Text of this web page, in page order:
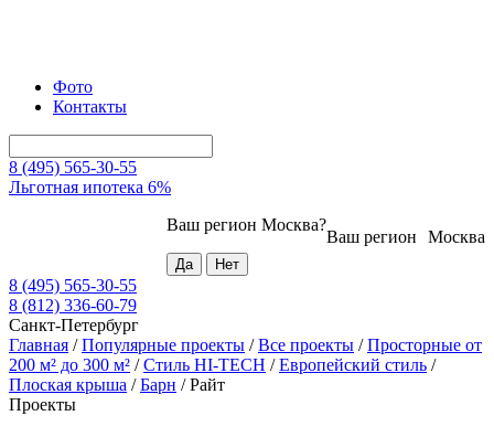
Фото
Контакты
8 (495) 565-30-55
Льготная ипотека 6%
Москва
Ваш регион
Ваш регион Москва?
8 (495) 565-30-55
8 (812) 336-60-79
Санкт-Петербург
Главная /Популярные проекты /Все проекты /Просторные от
200 м² до 300 м² /Стиль HI-TECH /Европейский стиль /
Плоская крыша /Барн /Райт
Проекты